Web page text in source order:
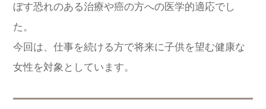
ぼす恐れのある治療や癌の方への医学的適応でし
た。
今回は、仕事を続ける方で将来に子供を望む健康な
女性を対象としています。